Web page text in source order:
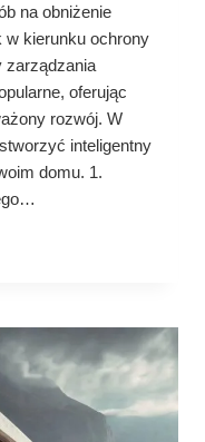
na obniżenie
w kierunku ochrony
zarządzania
oferując
rozwój. W
inteligentny
domu. 1.